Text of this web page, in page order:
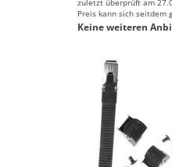
zuletzt überprüft am
Preis kann sich seitdem
Keine weiteren